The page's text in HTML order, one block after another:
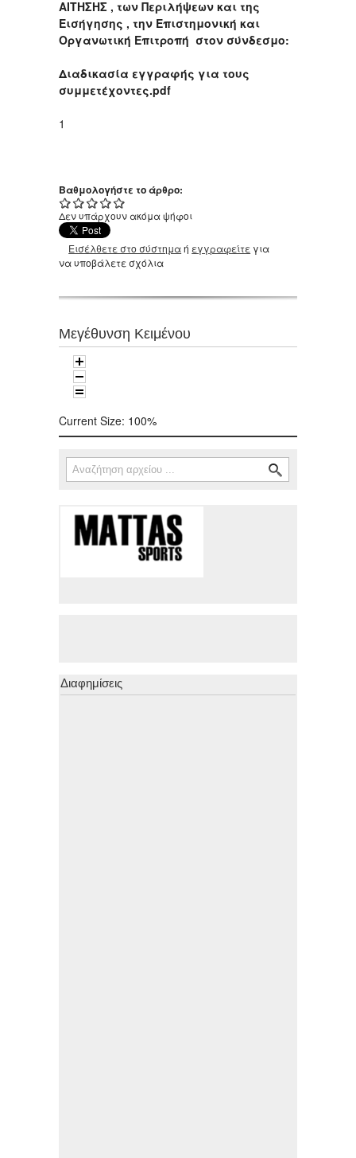
ΑΙΤΗΣΗΣ , των Περιλήψεων και της
Εισήγησης , την Επιστημονική και
Οργανωτική Επιτροπή στον σύνδεσμο:
Διαδικασία εγγραφής για τους
συμμετέχοντες.pdf
1
Βαθμολογήστε το άρθρο:
Δεν υπάρχουν ακόμα ψήφοι
Εισέλθετε στο σύστημαή εγγραφείτε για
να υποβάλετε σχόλια
Μεγέθυνση Κειμένου
Current Size: 100%
Φόρμα αναζήτησης
Αναζήτηση
Διαφημίσεις